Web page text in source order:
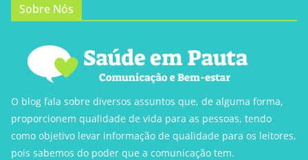
Sobre Nós
O blog fala sobre diversos assuntos que, de alguma forma,
proporcionem qualidade de vida para as pessoas, tendo
como objetivo levar informação de qualidade para os leitores,
pois sabemos do poder que a comunicação tem.